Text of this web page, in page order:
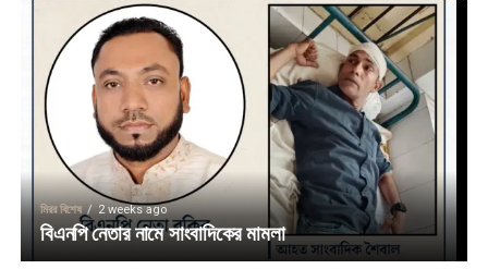
মিরর বিশেষ 2 weeks ago
বিএনপি নেতার নামে সাংবাদিকের মামলা